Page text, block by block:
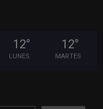
12°
LUNES
12°
MARTES